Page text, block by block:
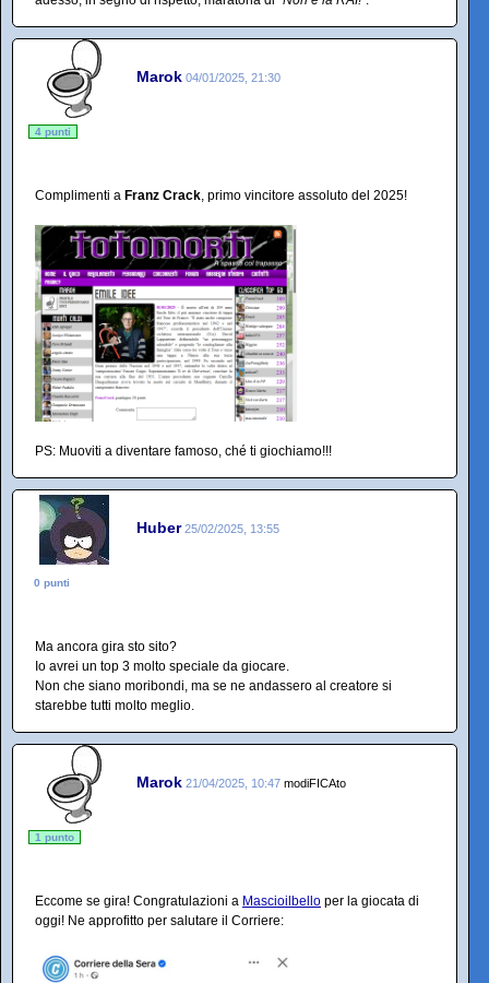
Marok 04/01/2025, 21:30
4 punti
Complimenti a Franz Crack , primo vincitore assoluto del 2025!
PS: Muoviti a diventare famoso, ché ti giochiamo!!!
Huber 25/02/2025, 13:55
0 punti
Ma ancora gira sto sito?
Io avrei un top 3 molto speciale da giocare.
Non che siano moribondi, ma se ne andassero al creatore si
starebbe tutti molto meglio.
Marok 21/04/2025, 10:47 modiFICAto
1 punto
Eccome se gira! Congratulazioni a Mascioilbello per la giocata di
oggi! Ne approfitto per salutare il Corriere: